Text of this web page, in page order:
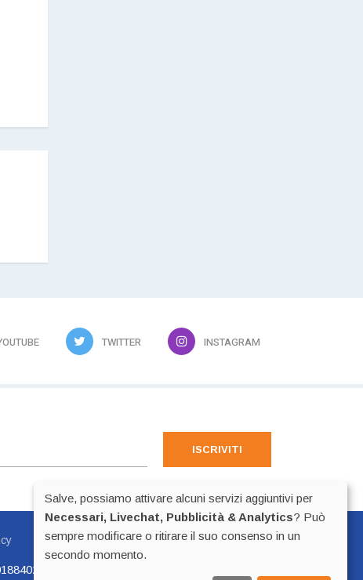
TWITTER INSTAGRAM
ISCRIVITI
Preferenze Cookie
- p.iva 02518100223
Salve, possiamo attivare alcuni servizi aggiuntivi per
Necessari, Livechat, Pubblicità & Analytics? Può
sempre modificare o ritirare il suo consenso in un
secondo momento.